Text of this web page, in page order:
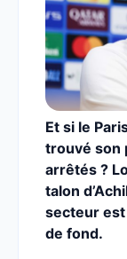
Et si le
trouvé son
arrêtés ?
talon
secteur
de fond.